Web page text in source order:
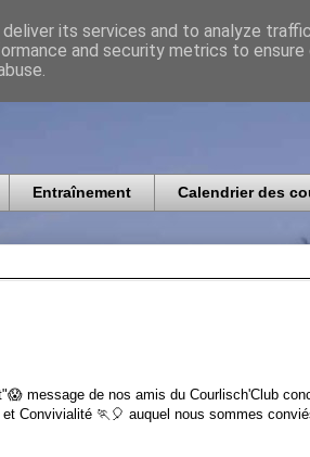
Entraînement Calendrier des
message de nos amis du Courlisch'Club
et Convivialité 🏃🎈 auquel nous sommes
its services and to analyze
and security metrics to